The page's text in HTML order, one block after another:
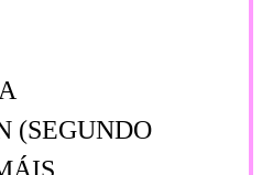
(SEGUNDO